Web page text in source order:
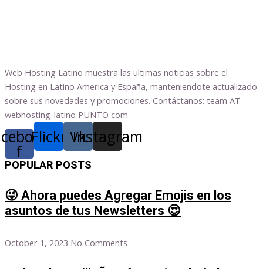
Web Hosting Latino muestra las ultimas noticias sobre el
Hosting en Latino America y España, manteniendote actualizado
sobre sus novedades y promociones. Contáctanos: team AT
webhosting-latino PUNTO com
f
Flickr Vk
Instagram
POPULAR POSTS
😜 Ahora puedes Agregar Emojis en los
asuntos de tus Newsletters 😍
October 1, 2023 No Comments